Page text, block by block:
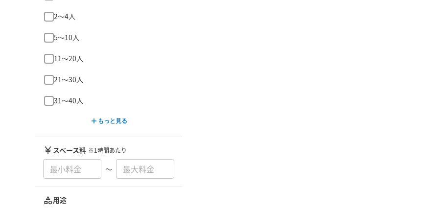
2〜4人
5〜10人
11〜20人
21〜30人
31〜40人
もっと見る
スペース料 ※1時間あたり
〜
用途